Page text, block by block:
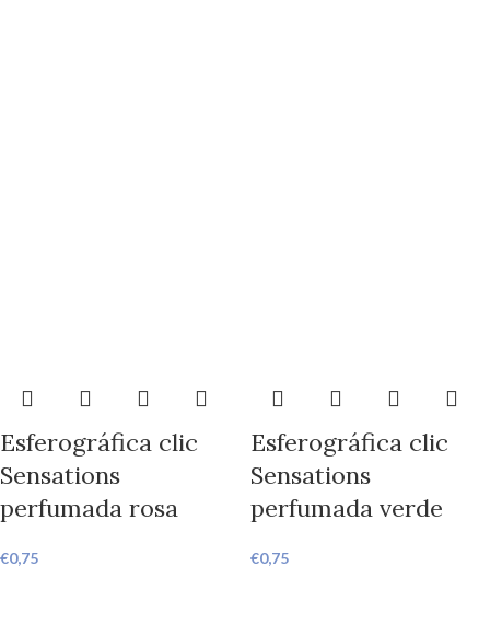
Esferográfica clic
Sensations
perfumada rosa
€0,75
Esferográfica clic
Sensations
perfumada verde
€0,75